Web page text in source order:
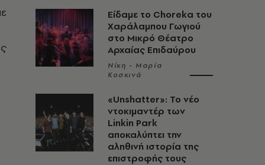
Είδαμε το Choreka του
Χαράλαμπου Γωγιού
στο Μικρό Θέατρο
Αρχαίας Επιδαύρου
Νίκη - Μαρία
Κοσκινά
«Unshatter»: Το νέο
ντοκιμαντέρ των
Linkin Park
αποκαλύπτει την
αληθινή ιστορία της
επιστροφής τους